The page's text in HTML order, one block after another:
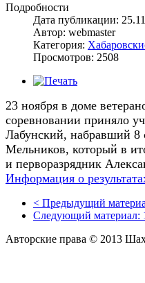
Подробности
Дата публикации:
Автор: webmaster
Категория:
Просмотров: 2508
23 ноября в доме
соревновании приняло
Лабунский, набравший 8
Мельников, который в
и перворазрядник
Информация о
< Предыдущий
Следующий материал:
Авторские права © 2013